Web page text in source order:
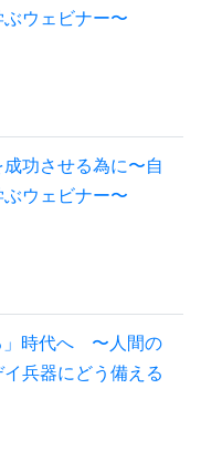
ウェビナー〜
功させる為に〜自
ウェビナー〜
」時代へ 〜人間の
兵器にどう備える